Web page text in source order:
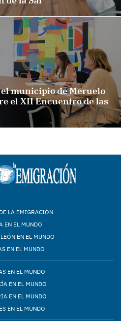
municipio de Meruelo
el XII Encuentro de las
LA EMIGRACIÓN
EN EL MUNDO
EN EL MUNDO
EN EL MUNDO
EN EL MUNDO
EN EL MUNDO
EN EL MUNDO
EN EL MUNDO